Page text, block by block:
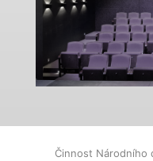
Činnost Národního